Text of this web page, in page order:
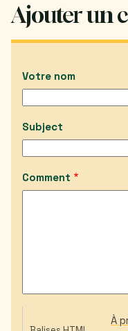
Ajouter un
Votre nom
Subject
Comment
À